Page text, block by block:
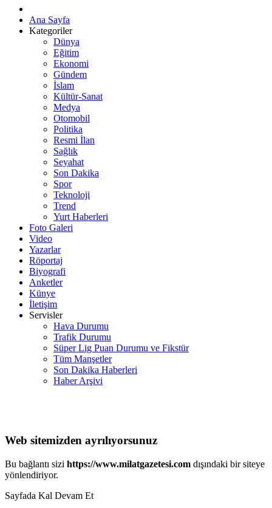
Ana Sayfa
Kategoriler
Dünya
Eğitim
Ekonomi
Gündem
İslam
Kültür-Sanat
Medya
Otomobil
Politika
Resmi İlan
Sağlık
Seyahat
Son Dakika
Spor
Teknoloji
Trend
Yurt Haberleri
Foto Galeri
Video
Yazarlar
Röportaj
Biyografi
Anketler
Künye
İletişim
Servisler
Hava Durumu
Trafik Durumu
Süper Lig Puan Durumu ve Fikstür
Tüm Manşetler
Son Dakika Haberleri
Haber Arşivi
Web sitemizden ayrılıyorsunuz
Bu bağlantı sizi https://www.milatgazetesi.com dışındaki bir siteye
yönlendiriyor.
Sayfada Kal Devam Et